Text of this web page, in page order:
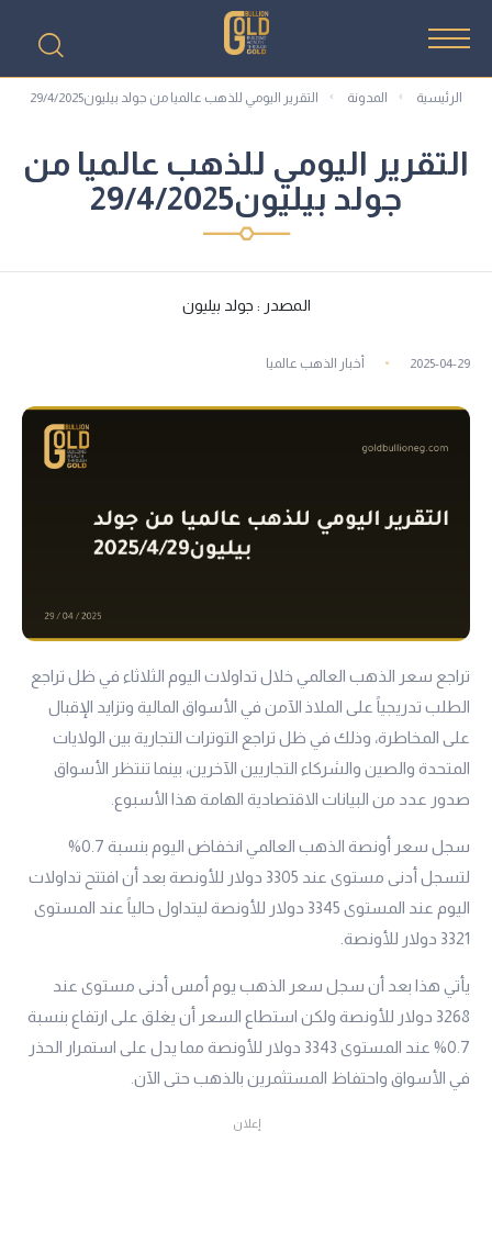
الرئيسية المدونة التقرير اليومي للذهب عالميا من جولد بيليون29/4/2025
التقرير اليومي للذهب عالميا من
جولد بيليون29/4/2025
المصدر : جولد بيليون
2025-04-29 أخبار الذهب عالميا
تراجع سعر الذهب العالمي خلال تداولات اليوم الثلاثاء في ظل تراجع
الطلب تدريجياً على الملاذ الآمن في الأسواق المالية وتزايد الإقبال
على المخاطرة، وذلك في ظل تراجع التوترات التجارية بين الولايات
المتحدة والصين والشركاء التجاريين الآخرين، بينما تنتظر الأسواق
صدور عدد من البيانات الاقتصادية الهامة هذا الأسبوع.
سجل سعر أونصة الذهب العالمي انخفاض اليوم بنسبة 0.7%
لتسجل أدنى مستوى عند 3305 دولار للأونصة بعد أن افتتح تداولات
اليوم عند المستوى 3345 دولار للأونصة ليتداول حالياً عند المستوى
3321 دولار للأونصة.
يأتي هذا بعد أن سجل سعر الذهب يوم أمس أدنى مستوى عند
3268 دولار للأونصة ولكن استطاع السعر أن يغلق على ارتفاع بنسبة
0.7% عند المستوى 3343 دولار للأونصة مما يدل على استمرار الحذر
في الأسواق واحتفاظ المستثمرين بالذهب حتى الآن.
إعلان